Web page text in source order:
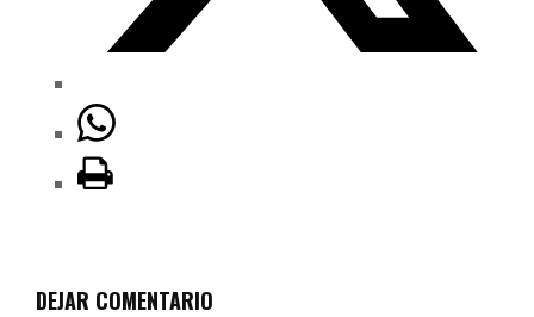
DEJAR COMENTARIO